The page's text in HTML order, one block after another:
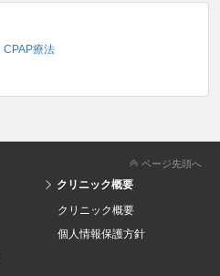
CPAP療法
ページ先頭へ
クリニック概要
クリニック概要
個人情報保護方針